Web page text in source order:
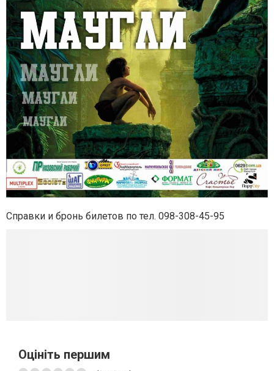
Справки и бронь билетов по тел. 098-308-45-95
Оцініть першим